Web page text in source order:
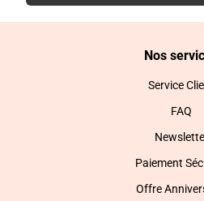
Nos
Service
FAQ
Paiement
Offre